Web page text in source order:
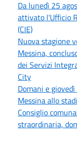
Da lunedì 25
attivato l'Ufficio
(CIE)
Nuova stagione
Messina,
dei Servizi
City
Domani e
Messina allo
Consiglio
straordinaria,